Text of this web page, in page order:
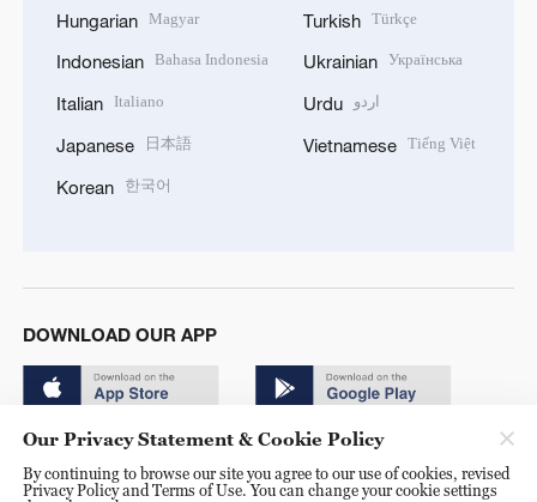
Hungarian Magyar
Indonesian Bahasa Indonesia
Italian Italiano
Japanese 日本語
Korean 한국어
Turkish Türkçe
Ukrainian Українська
Urdu اردو
Vietnamese Tiếng Việt
DOWNLOAD OUR APP
Our Privacy Statement & Cookie Policy
By continuing to browse our site you agree to our use of cookies, revised
Privacy Policy and Terms of Use. You can change your cookie settings